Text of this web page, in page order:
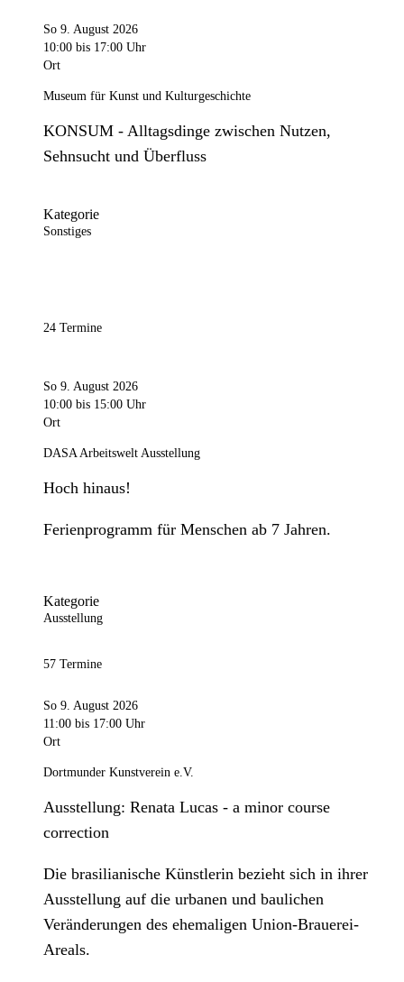
So 9. August 2026
10:00 bis 17:00 Uhr
Ort
Museum für Kunst und Kulturgeschichte
KONSUM - Alltagsdinge zwischen Nutzen,
Sehnsucht und Überfluss
Kategorie
Sonstiges
24 Termine
So 9. August 2026
10:00 bis 15:00 Uhr
Ort
DASA Arbeitswelt Ausstellung
Hoch hinaus!
Ferienprogramm für Menschen ab 7 Jahren.
Kategorie
Ausstellung
57 Termine
So 9. August 2026
11:00 bis 17:00 Uhr
Ort
Dortmunder Kunstverein e.V.
Ausstellung: Renata Lucas - a minor course
correction
Die brasilianische Künstlerin bezieht sich in ihrer
Ausstellung auf die urbanen und baulichen
Veränderungen des ehemaligen Union-Brauerei-
Areals.